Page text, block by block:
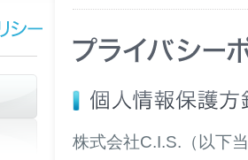
株式会社C.I.S.（以下